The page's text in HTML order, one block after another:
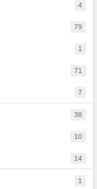
4
79
1
71
7
38
10
14
1